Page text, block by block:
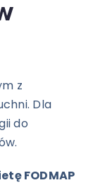
z
Dla
do
FODMAP